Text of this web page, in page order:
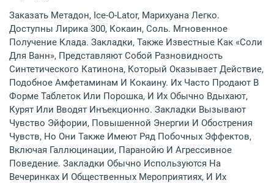
Заказать Метадон, Ice-O-Lator, Марихуана Легко.
Доступны Лирика 300, Кокаин, Соль. Мгновенное
Получение Клада. Закладки, Также Известные Как «соли
Для Ванн», Представляют Собой Разновидность
Синтетического Катинона, Который Оказывает Действие,
Подобное Амфетаминам И Кокаину. Их Часто Продают В
Форме Таблеток Или Порошка, И Их Обычно Вдыхают,
Курят Или Вводят Инъекционно. Закладки Вызывают
Чувство Эйфории, Повышенной Энергии И Обострения
Чувств, Но Они Также Имеют Ряд Побочных Эффектов,
Включая Галлюцинации, Паранойю И Агрессивное
Поведение. Закладки Обычно Используются На
Вечеринках И Общественных Мероприятиях, И Их